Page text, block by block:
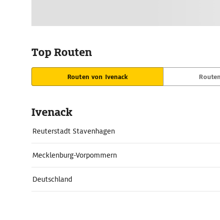
Top Routen
Routen von Ivenack
Ivenack
Reuterstadt Stavenhagen
Mecklenburg-Vorpommern
Deutschland